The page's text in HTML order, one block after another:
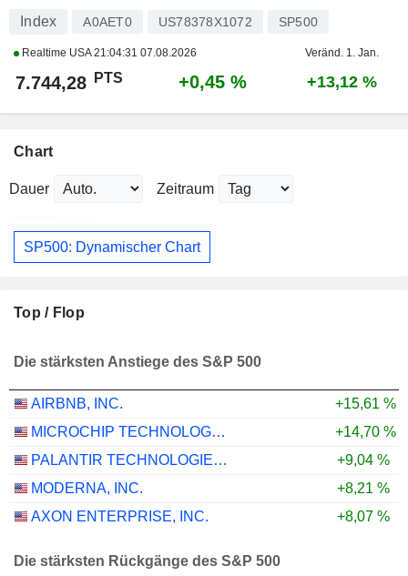
Index A0AET0 US78378X1072 SP500
Realtime USA21:04:31 07.08.2026 Veränd. 1. Jan.
7.744,28 PTS +0,45 % +13,12 %
Chart
Dauer Zeitraum
SP500: Dynamischer Chart
Top / Flop
Die stärksten Anstiege des S&P 500
AIRBNB, INC.
+15,61 %
MICROCHIP TECHNOLOGY INCORPORATED
+14,70 %
PALANTIR TECHNOLOGIES INC.
+9,04 %
MODERNA, INC.
+8,21 %
AXON ENTERPRISE, INC.
+8,07 %
Die stärksten Rückgänge des S&P 500